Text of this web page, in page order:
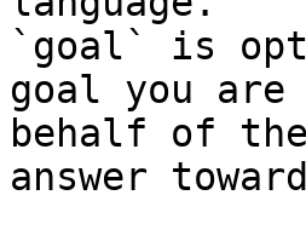
`goal` is
goal you
behalf of
answer